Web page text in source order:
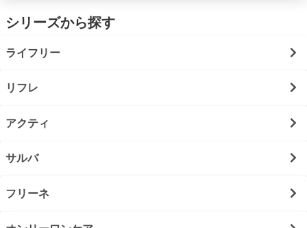
シリーズから探す
ライフリー
リフレ
アクティ
サルバ
フリーネ